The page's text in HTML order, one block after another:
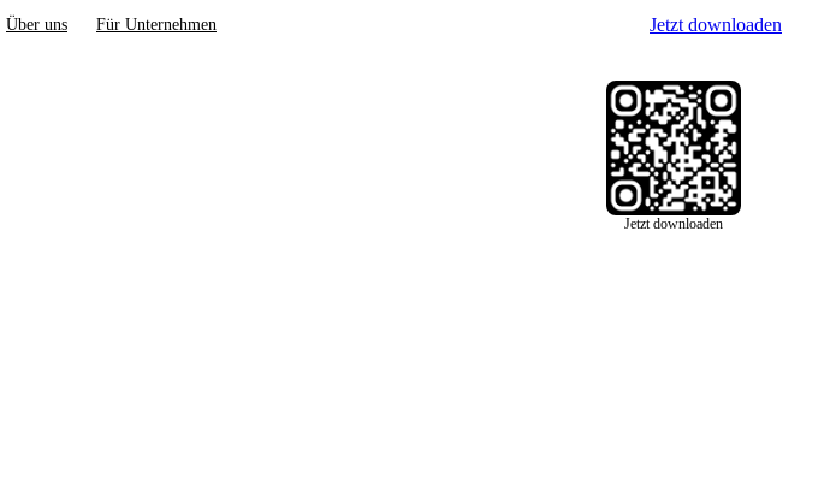
Über uns Für Unternehmen
Jetzt downloaden
Jetzt downloaden